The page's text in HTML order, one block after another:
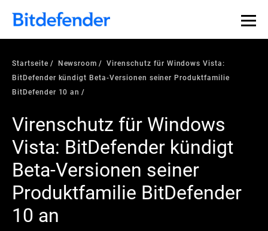
Startseite Newsroom
Virenschutz für Windows Vista:
BitDefender kündigt Beta-Versionen seiner Produktfamilie
BitDefender 10 an
Virenschutz für Windows
Vista: BitDefender kündigt
Beta-Versionen seiner
Produktfamilie BitDefender
10 an